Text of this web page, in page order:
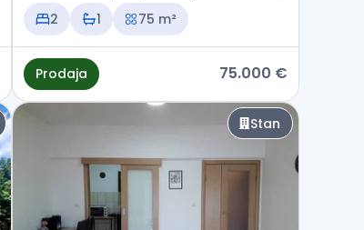
2
1 75 m²
Prodaja 75.000 €
Stan